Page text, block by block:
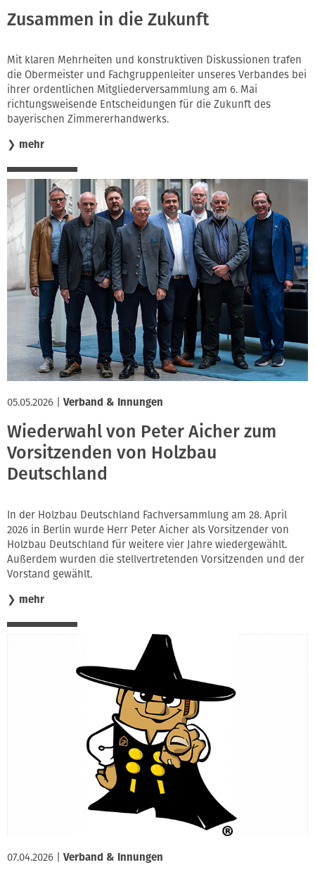
Zusammen in die Zukunft
Mit klaren Mehrheiten und konstruktiven Diskussionen trafen
die Obermeister und Fachgruppenleiter unseres Verbandes bei
ihrer ordentlichen Mitgliederversammlung am 6. Mai
richtungsweisende Entscheidungen für die Zukunft des
bayerischen Zimmererhandwerks.
❯ mehr
05.05.2026 Verband & Innungen
Wiederwahl von Peter Aicher zum
Vorsitzenden von Holzbau
Deutschland
In der Holzbau Deutschland Fachversammlung am 28. April
2026 in Berlin wurde Herr Peter Aicher als Vorsitzender von
Holzbau Deutschland für weitere vier Jahre wiedergewählt.
Außerdem wurden die stellvertretenden Vorsitzenden und der
Vorstand gewählt.
❯ mehr
07.04.2026 Verband & Innungen